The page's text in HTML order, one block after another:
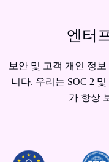
엔터
보안 및 고객 개인 정
니다. 우리는 SOC 2
가 항상